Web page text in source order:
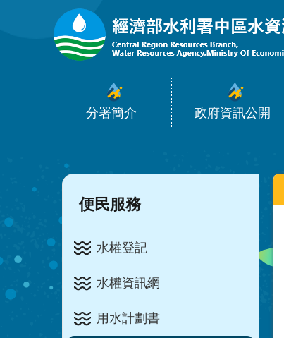
跳到主要內容區塊
分署簡介 政府資訊公開
:::
便民服務
水權登記
水權資訊網
用水計劃書
:::